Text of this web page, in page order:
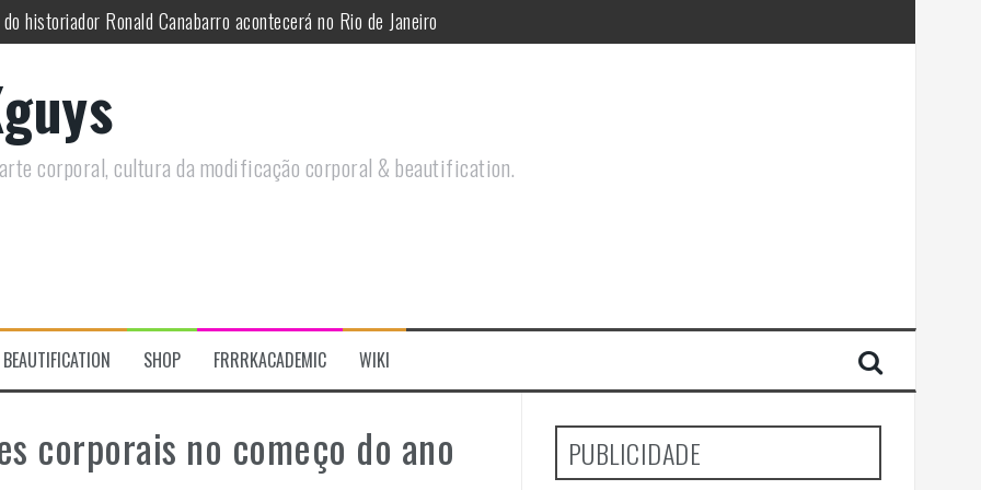
historiador Ronald Canabarro acontecerá no Rio de Janeiro
em Agosto e discutirá questões LGBTQIAPN+ e Modificações Corporais
modificações corporais e anarquia em encontro online
saiba como você pode ajudar duas ações que estão a ocorrer
a celebração do Orgulho Freak no Chile
corporal, cultura da modificação corporal & beautification.
BEAUTIFICATION SHOP FRRRKACADEMIC WIKI
corporais no começo do ano PUBLICIDADE